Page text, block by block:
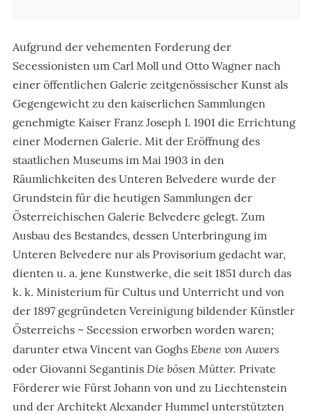
Aufgrund der vehementen Forderung der
Secessionisten um Carl Moll und Otto Wagner nach
einer öffentlichen Galerie zeitgenössischer Kunst als
Gegengewicht zu den kaiserlichen Sammlungen
genehmigte Kaiser Franz Joseph I. 1901 die Errichtung
einer Modernen Galerie. Mit der Eröffnung des
staatlichen Museums im Mai 1903 in den
Räumlichkeiten des Unteren Belvedere wurde der
Grundstein für die heutigen Sammlungen der
Österreichischen Galerie Belvedere gelegt. Zum
Ausbau des Bestandes, dessen Unterbringung im
Unteren Belvedere nur als Provisorium gedacht war,
dienten u. a. jene Kunstwerke, die seit 1851 durch das
k. k. Ministerium für Cultus und Unterricht und von
der 1897 gegründeten Vereinigung bildender Künstler
Österreichs – Secession erworben worden waren;
darunter etwa Vincent van Goghs Ebene von Auvers
oder Giovanni Segantinis Die bösen Mütter. Private
Förderer wie Fürst Johann von und zu Liechtenstein
und der Architekt Alexander Hummel unterstützten